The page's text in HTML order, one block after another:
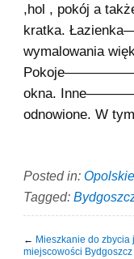
,hol , pokój a
kratka.
wymalowania
okna.
odnowione. W
Posted in:
Tagged:
← Mieszkanie do
miejscowości